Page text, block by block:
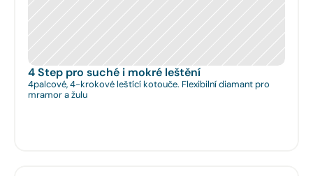
4 Step pro suché i mokré leštění
4palcové, 4-krokové leštící kotouče. Flexibilní diamant pro
mramor a žulu